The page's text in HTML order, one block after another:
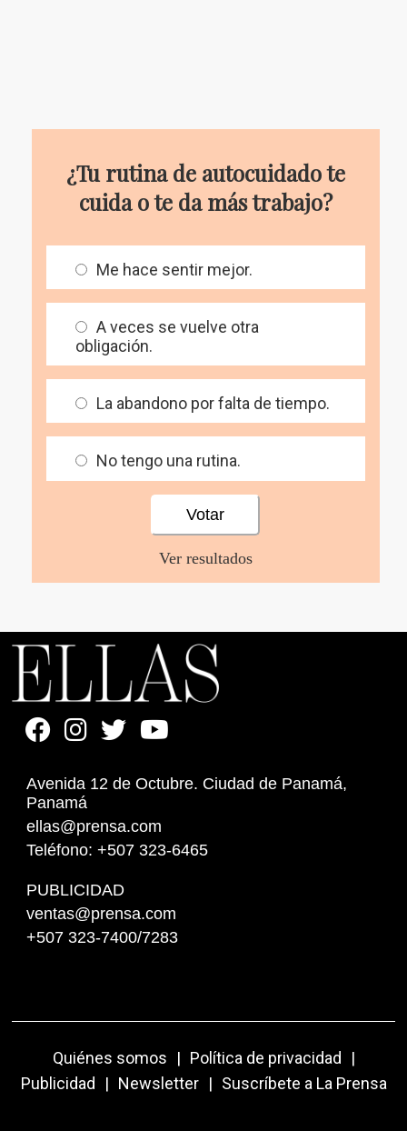
¿Tu rutina de autocuidado te
cuida o te da más trabajo?
Me hace sentir mejor.
A veces se vuelve otra
obligación.
La abandono por falta de tiempo.
No tengo una rutina.
Ver resultados
Avenida 12 de Octubre. Ciudad de Panamá,
Panamá
ellas@prensa.com
Teléfono: +507 323-6465
PUBLICIDAD
ventas@prensa.com
+507 323-7400/7283
Quiénes somos | Política de privacidad
|
Publicidad
| Newsletter | Suscríbete a La Prensa